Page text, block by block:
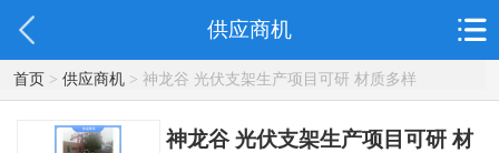
供应商机
首页> 供应商机> 神龙谷 光伏支架生产项目可研 材质多样
神龙谷 光伏支架生产项目可研 材